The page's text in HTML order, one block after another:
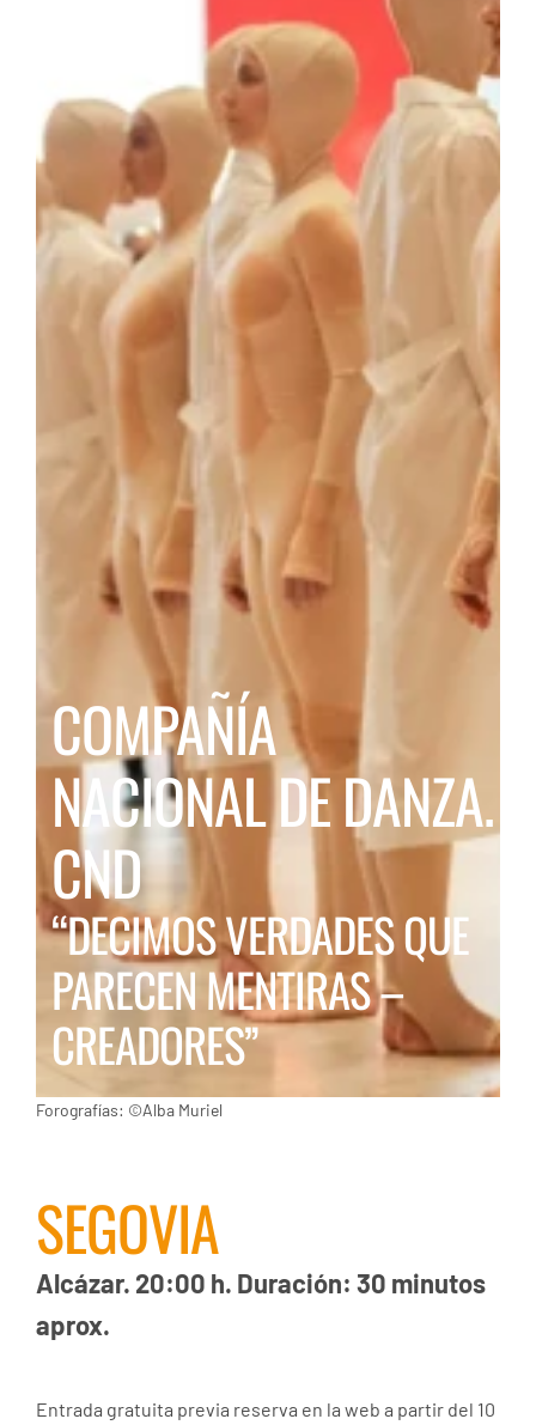
COMPAÑÍA
NACIONAL DE DANZA.
CND
“DECIMOS VERDADES QUE
PARECEN MENTIRAS –
CREADORES”
Forografías: ©Alba Muriel
SEGOVIA
Alcázar. 20:00 h. Duración: 30 minutos
aprox.
Entrada gratuita previa reserva en la web a partir del 10